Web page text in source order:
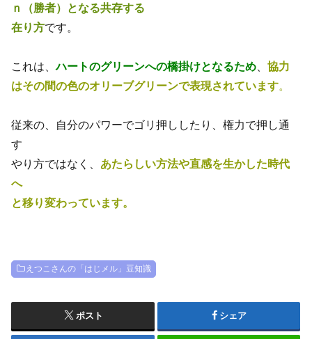
ｎ（勝者）となる共存する
在り方です。
これは、ハートのグリーンへの橋掛けとなるため 、協力
はその間の色のオリーブグリーンで表現されています。
従来の、自分のパワーでゴリ押ししたり、権力で押し通
す
やり方ではなく、 あたらしい方法や直感を生かした時代
へ
と移り変わっています。
えつこさんの「はじメル」豆知識
ポスト シェア